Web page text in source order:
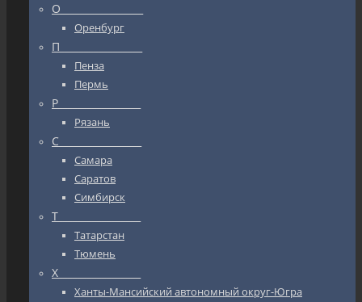
О_________________
Оренбург
П_________________
Пенза
Пермь
Р_________________
Рязань
С_________________
Самара
Саратов
Симбирск
Т_________________
Татарстан
Тюмень
Х_________________
Ханты-Мансийский автономный округ-Югра